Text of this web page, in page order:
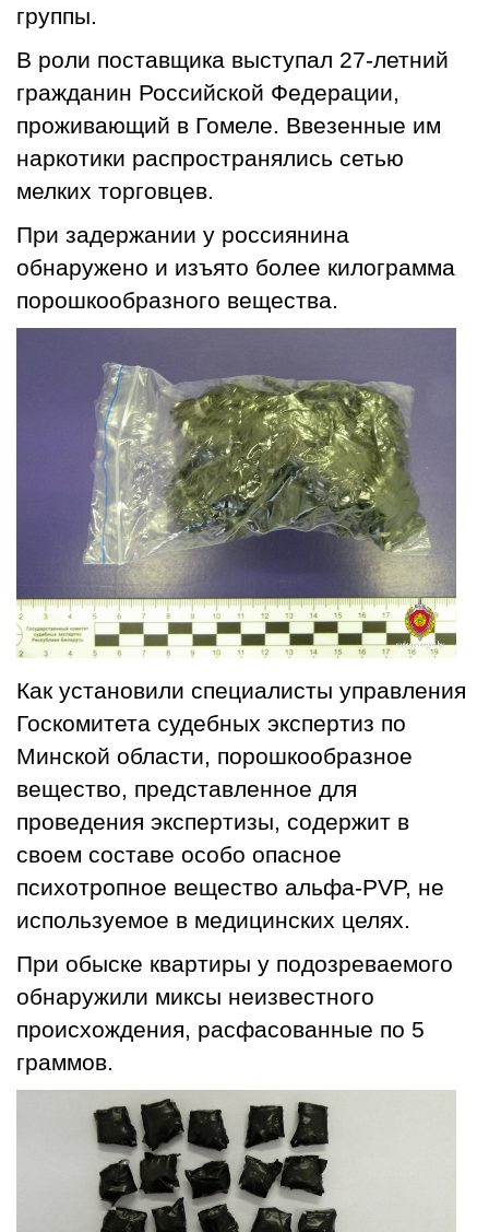
группы.
В роли поставщика выступал 27-летний
гражданин Российской Федерации,
проживающий в Гомеле. Ввезенные им
наркотики распространялись сетью
мелких торговцев.
При задержании у россиянина
обнаружено и изъято более килограмма
порошкообразного вещества.
Как установили специалисты управления
Госкомитета судебных экспертиз по
Минской области, порошкообразное
вещество, представленное для
проведения экспертизы, содержит в
своем составе особо опасное
психотропное вещество альфа-PVP, не
используемое в медицинских целях.
При обыске квартиры у подозреваемого
обнаружили миксы неизвестного
происхождения, расфасованные по 5
граммов.